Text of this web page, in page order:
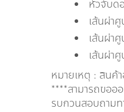
หัวจับด
เส้นผ่า
เส้นผ่า
เส้นผ่า
หมายเหตุ : สินค้
****สามารถขออ
รบกวนสอบถาม